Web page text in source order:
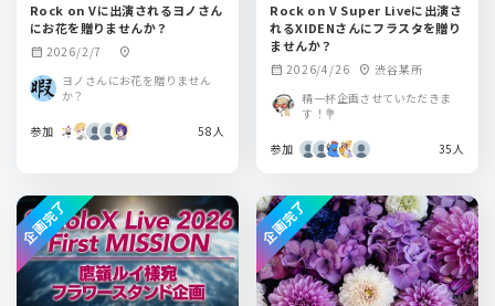
Rock on Vに出演されるヨノさん
にお花を贈りませんか？
calendar_month 2026/2/7 location_on
ヨノさんにお花を贈りません
か？
参加 58人
Rock on V Super Liveに出演さ
れるXIDENさんにフラスタを贈り
ませんか？
calendar_month 2026/4/26 location_on 渋谷某所
精一杯企画させていただきま
す！💐
参加 35人
企画完了 企画完了